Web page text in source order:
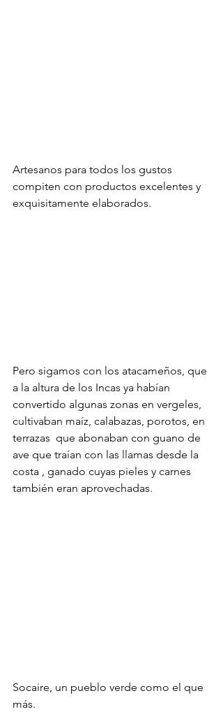
Artesanos para todos los gustos
compiten con productos excelentes y
exquisitamente elaborados.
Pero sigamos con los atacameños, que
a la altura de los Incas ya habían
convertido algunas zonas en vergeles,
cultivaban maíz, calabazas, porotos, en
terrazas  que abonaban con guano de
ave que traían con las llamas desde la
costa , ganado cuyas pieles y carnes
también eran aprovechadas.
Socaire, un pueblo verde como el que
más.